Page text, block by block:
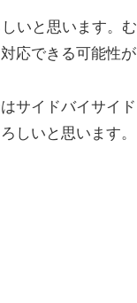
いと思います。む
応できる可能性が
サイドバイサイド
しいと思います。